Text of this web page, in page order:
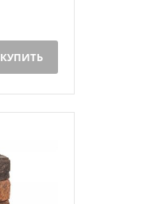
КУПИТЬ